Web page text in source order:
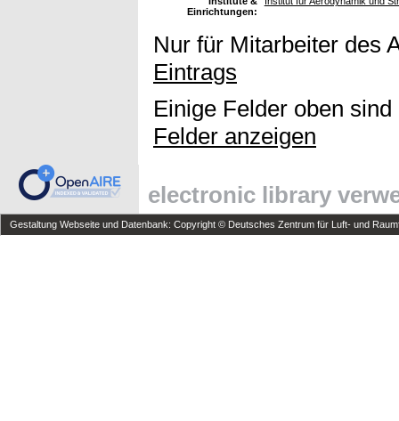
Einrichtungen:
Nur für Mitarbeiter des
Eintrags
Einige Felder oben
Felder anzeigen
electronic library
Gestaltung Webseite und Datenbank: Copyright © Deutsches Zentrum für Luft- und